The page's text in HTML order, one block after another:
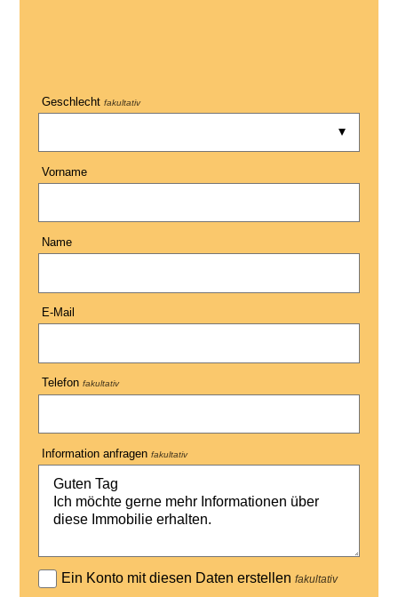
Geschlecht fakultativ
Vorname
Name
E-Mail
Telefon fakultativ
Information anfragen fakultativ
Ein Konto mit diesen Daten erstellenfakultativ